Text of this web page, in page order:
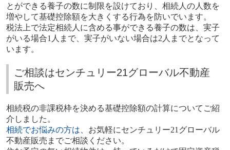
とができる養子の数に制限を設けており、相続人の人数を
増やして基礎控除額を大きくする行為を防いでいます。
税法上で法定相続人に含める事ができる養子の数は、実子
がいる場合1 人まで、実子がいない場合は2 人までとなって
います。
ご相談はセンチュリー21グローバル不動産
販売へ
相続税の非課税枠を決める基礎控除額の計算についてご紹
介しました。
相続でお悩みの方は 、お気軽にセンチュリー21 グローバル
不動産販売までご相談ください。